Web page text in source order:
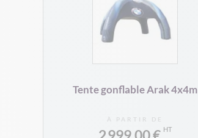
Tente gonflable Arak 4x4m
À PARTIR DE